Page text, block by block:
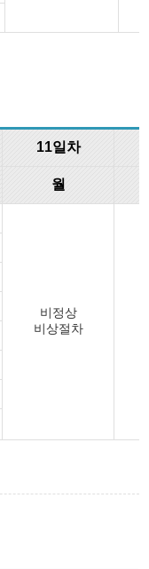
11일차
월
비정상
비상절차